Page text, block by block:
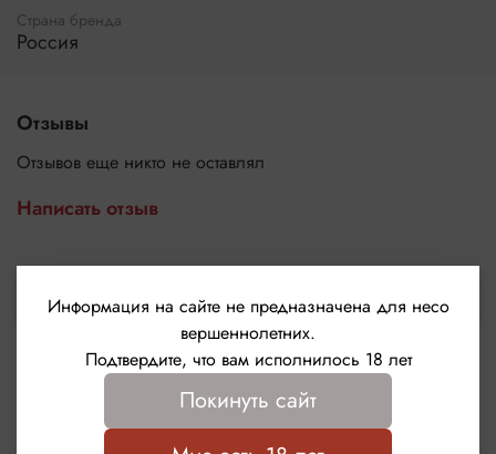
Страна бренда
Россия
Отзывы
Отзывов еще никто не оставлял
Написать отзыв
Информация на сайте не предназначена для несо
вершеннолетних.
Подтвердите, что вам исполнилось 18 лет
Покинуть сайт